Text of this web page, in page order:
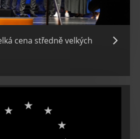
cena středně velkých